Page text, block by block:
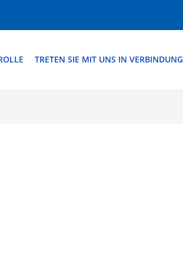
TRETEN SIE MIT UNS IN VERBINDUNG